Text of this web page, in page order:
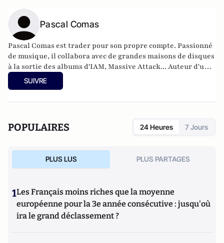
prise en charge des cultures urbaines par les industries
créatives et les pouvoirs publics à leur transmission
pédagogique dans l'enseignement supérieur".
Pascal Comas
Pascal Comas est trader pour son propre compte. Passionné
de musique, il collabora avec de grandes maisons de disques
à la sortie des albums d'IAM, Massive Attack... Auteur d'un
pamphlet intitulé
également co-directeur d'une grosse start-up suédoise.
SUIVRE
POPULAIRES 24 Heures 7 Jours
PLUS LUS PLUS PARTAGES
1Les Français moins riches que la moyenne
européenne pour la 3e année consécutive : jusqu'où
ira le grand déclassement ?